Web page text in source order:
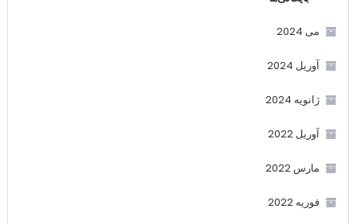
می 2024
آوریل 2024
ژانویه 2024
آوریل 2022
مارس 2022
فوریه 2022